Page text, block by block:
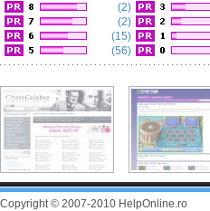
(2)
(2)
(15)
(56)
Copyright © 2007-2010 HelpOnline.ro